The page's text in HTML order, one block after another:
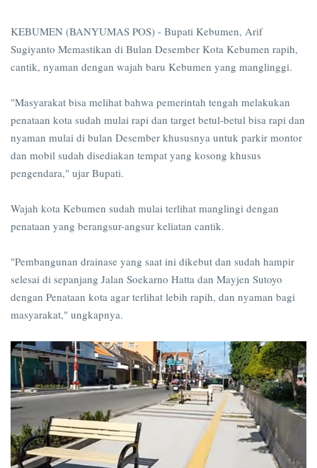
KEBUMEN (BANYUMAS POS) - Bupati Kebumen, Arif
Sugiyanto Memastikan di Bulan Desember Kota Kebumen rapih,
cantik, nyaman dengan wajah baru Kebumen yang manglinggi.
"Masyarakat bisa melihat bahwa pemerintah tengah melakukan
penataan kota sudah mulai rapi dan target betul-betul bisa rapi dan
nyaman mulai di bulan Desember khususnya untuk parkir montor
dan mobil sudah disediakan tempat yang kosong khusus
pengendara," ujar Bupati.
Wajah kota Kebumen sudah mulai terlihat manglingi dengan
penataan yang berangsur-angsur keliatan cantik.
"Pembangunan drainase yang saat ini dikebut dan sudah hampir
selesai di sepanjang Jalan Soekarno Hatta dan Mayjen Sutoyo
dengan Penataan kota agar terlihat lebih rapih, dan nyaman bagi
masyarakat," ungkapnya.